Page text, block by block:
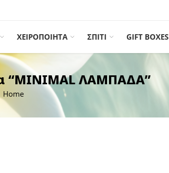
ΧΕΙΡΟΠΟΙΗΤΑ ΣΠΙΤΙ GIFT BOXES
“MINIMAL ΛΑΜΠΑΔΑ”
Home